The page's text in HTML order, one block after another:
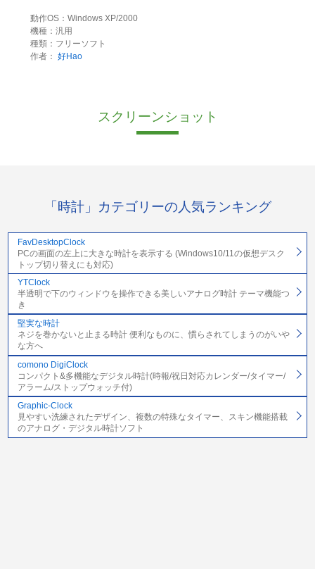
動作OS：Windows XP/2000
機種：汎用
種類：フリーソフト
作者： 好Hao
スクリーンショット
「時計」カテゴリーの人気ランキング
FavDesktopClock
PCの画面の左上に大きな時計を表示する (Windows10/11の仮想デスク
トップ切り替えにも対応)
YTClock
半透明で下のウィンドウを操作できる美しいアナログ時計 テーマ機能つ
き
堅実な時計
ネジを巻かないと止まる時計 便利なものに、慣らされてしまうのがいや
な方へ
comono DigiClock
コンパクト&多機能なデジタル時計(時報/祝日対応カレンダー/タイマー/
アラーム/ストップウォッチ付)
Graphic-Clock
見やすい洗練されたデザイン、複数の特殊なタイマー、スキン機能搭載
のアナログ・デジタル時計ソフト